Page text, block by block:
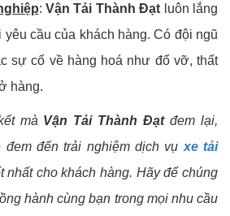
:Vận Tải Thành Đạt luôn lắng
cầu của khách hàng. Có đội ngũ
sự cố về hàng hoá như đổ vỡ, thất
hàng.
mà Vận Tải Thành Đạtđem lại,
đến trải nghiệm dịch vụ xe tải
nhất cho khách hàng. Hãy để chúng
hành cùng bạn trong mọi nhu cầu